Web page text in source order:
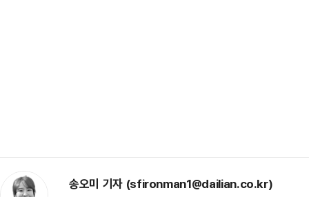
송오미 기자 (sfironman1@dailian.co.kr)